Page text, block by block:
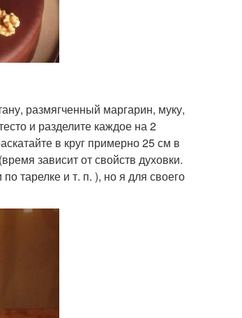
размягченный маргарин, муку,
и разделите каждое на 2
в круг примерно 25 см в
зависит от свойств духовки.
тарелке и т. п. ), но я для своего